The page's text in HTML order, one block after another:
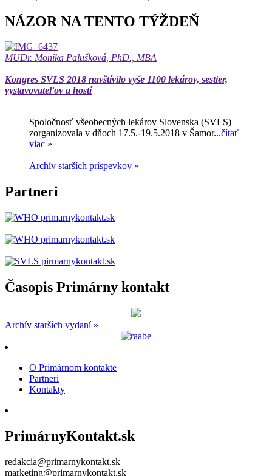
NÁZOR NA TENTO TÝŽDEŇ
MUDr. Monika Palušková, PhD., MBA
Kongres SVLS 2018 navštívilo vyše 1100 lekárov, sestier,
vystavovateľov a hostí
Spoločnosť všeobecných lekárov Slovenska (SVLS)
zorganizovala v dňoch 17.5.-19.5.2018 v Šamor...čítať
viac »
Archív starších príspevkov »
Partneri
Časopis Primárny kontakt
Archív starších vydaní »
O Primárnom kontakte
Partneri
Kontakty
PrimárnyKontakt.sk
redakcia@primarnykontakt.sk
marketing@primarnykontakt.sk